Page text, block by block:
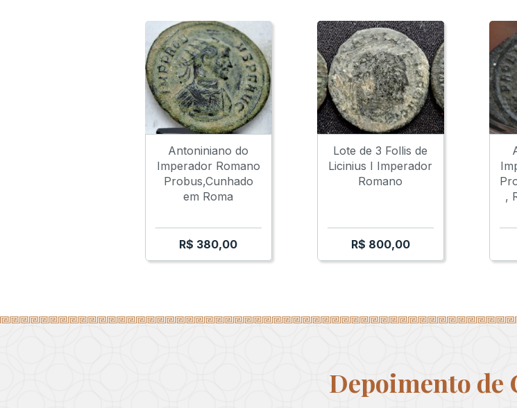
Antoniniano do
Imperador Romano
Probus,Cunhado
em Roma
R$ 380,00
Lote de 3 Follis de
Licinius I Imperador
Romano
R$ 800,00
,
Depoimento de